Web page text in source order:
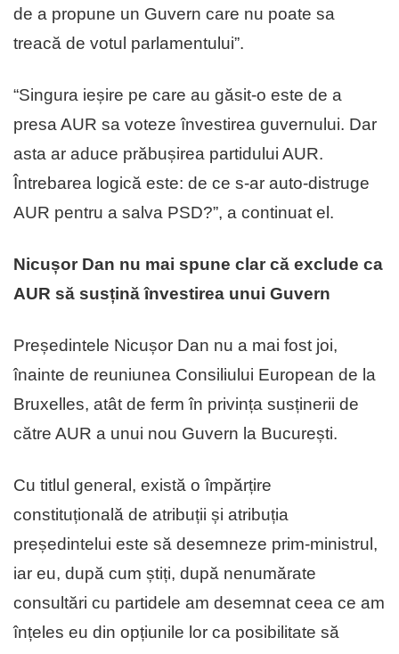
de a propune un Guvern care nu poate sa
treacă de votul parlamentului”.
“Singura ieșire pe care au găsit-o este de a
presa AUR sa voteze învestirea guvernului. Dar
asta ar aduce prăbușirea partidului AUR.
Întrebarea logică este: de ce s-ar auto-distruge
AUR pentru a salva PSD?”, a continuat el.
Nicușor Dan nu mai spune clar că exclude ca
AUR să susțină învestirea unui Guvern
Președintele Nicușor Dan nu a mai fost joi,
înainte de reuniunea Consiliului European de la
Bruxelles, atât de ferm în privința susținerii de
către AUR a unui nou Guvern la București.
Cu titlul general, există o împărțire
constituțională de atribuții și atribuția
președintelui este să desemneze prim-ministrul,
iar eu, după cum știți, după nenumărate
consultări cu partidele am desemnat ceea ce am
înțeles eu din opțiunile lor ca posibilitate să